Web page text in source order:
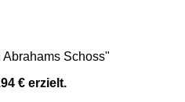
Schoss"
€ erzielt.